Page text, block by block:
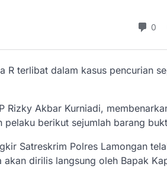
R terlibat dalam kasus pencurian
Rizky Akbar Kurniadi,
berikut sejumlah barang
Satreskrim Polres Lamongan
dirilis langsung oleh Bapak